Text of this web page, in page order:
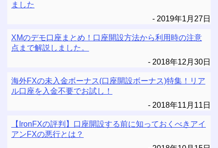
ました
2019年1月27日
XMのデモ口座まとめ！口座開設方法から利用時の注意
点まで解説しました。
2018年12月30日
海外FXの未入金ボーナス(口座開設ボーナス)特集！リア
ル口座を入金不要でお試し！
2018年11月11日
【IronFXの評判】口座開設する前に知っておくべきアイ
アンFXの悪行とは？